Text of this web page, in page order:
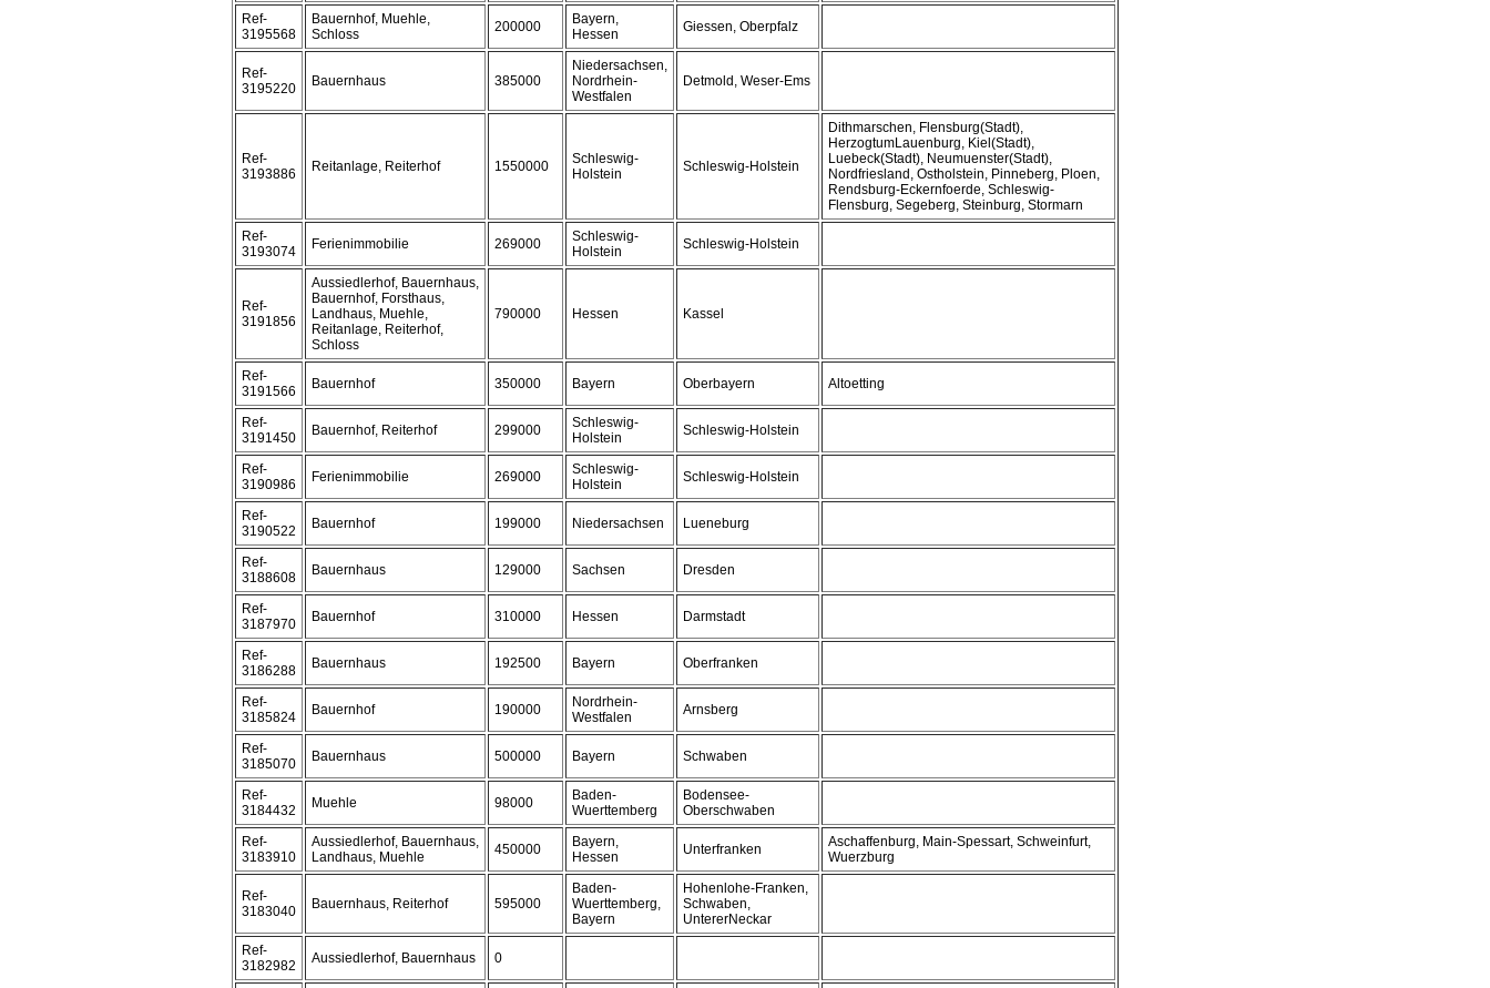
Ref-
3195568
Bauernhof, Muehle,
Schloss
200000
Bayern,
Hessen
Giessen, Oberpfalz
Ref-
3195220
Bauernhaus 385000
Niedersachsen,
Nordrhein-
Westfalen
Detmold, Weser-Ems
Ref-
3193886
Reitanlage, Reiterhof 1550000
Schleswig-
Holstein
Schleswig-Holstein
Dithmarschen, Flensburg(Stadt),
HerzogtumLauenburg, Kiel(Stadt),
Luebeck(Stadt), Neumuenster(Stadt),
Nordfriesland, Ostholstein, Pinneberg, Ploen,
Rendsburg-Eckernfoerde, Schleswig-
Flensburg, Segeberg, Steinburg, Stormarn
Ref-
3193074
Ferienimmobilie 269000
Schleswig-
Holstein
Schleswig-Holstein
Ref-
3191856
Aussiedlerhof, Bauernhaus,
Bauernhof, Forsthaus,
Landhaus, Muehle,
Reitanlage, Reiterhof,
Schloss
790000 Hessen Kassel
Ref-
3191566
Bauernhof 350000 Bayern Oberbayern Altoetting
Ref-
3191450
Bauernhof, Reiterhof 299000
Schleswig-
Holstein
Schleswig-Holstein
Ref-
3190986
Ferienimmobilie 269000
Schleswig-
Holstein
Schleswig-Holstein
Ref-
3190522
Bauernhof 199000 Niedersachsen Lueneburg
Ref-
3188608
Bauernhaus 129000 Sachsen Dresden
Ref-
3187970
Bauernhof 310000 Hessen Darmstadt
Ref-
3186288
Bauernhaus 192500 Bayern Oberfranken
Ref-
3185824
Bauernhof 190000
Nordrhein-
Westfalen
Arnsberg
Ref-
3185070
Bauernhaus 500000 Bayern Schwaben
Ref-
3184432
Muehle 98000
Baden-
Wuerttemberg
Bodensee-
Oberschwaben
Ref-
3183910
Aussiedlerhof, Bauernhaus,
Landhaus, Muehle
450000
Bayern,
Hessen
Unterfranken
Aschaffenburg, Main-Spessart, Schweinfurt,
Wuerzburg
Ref-
3183040
Bauernhaus, Reiterhof 595000
Baden-
Wuerttemberg,
Bayern
Hohenlohe-Franken,
Schwaben,
UntererNeckar
Ref-
3182982
Aussiedlerhof, Bauernhaus 0